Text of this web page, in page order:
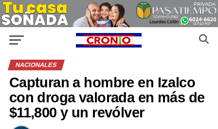
NACIONALES
Capturan a hombre en Izalco
con droga valorada en más de
$11,800 y un revólver